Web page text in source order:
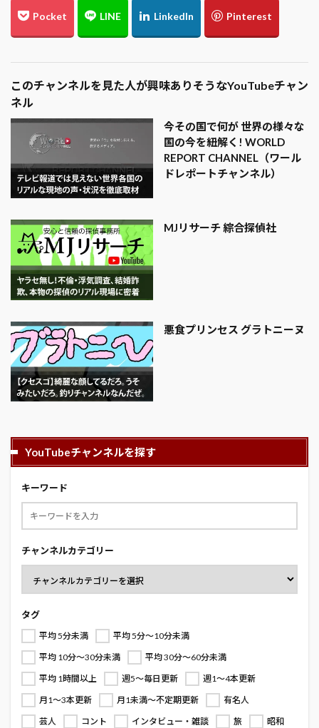
このチャンネルを見た人が興味ありそうなYouTubeチャン
ネル
今その国で何が 世界の様々な
国の今を紐解く! WORLD
REPORT CHANNEL（ワール
ドレポートチャンネル）
MJリサーチ 綜合探偵社
悪食プリンセス グラトニーヌ
YouTubeチャンネルを探す
キーワード
チャンネルカテゴリー
タグ
平均 5分未満
平均 5分～10分未満
平均 10分～30分未満
平均 30分～60分未満
平均 1時間以上
週5～毎日更新
週1～4本更新
月1～3本更新
月1未満～不定期更新
有名人
芸人
コント インタビュー・雑談 旅
昭和